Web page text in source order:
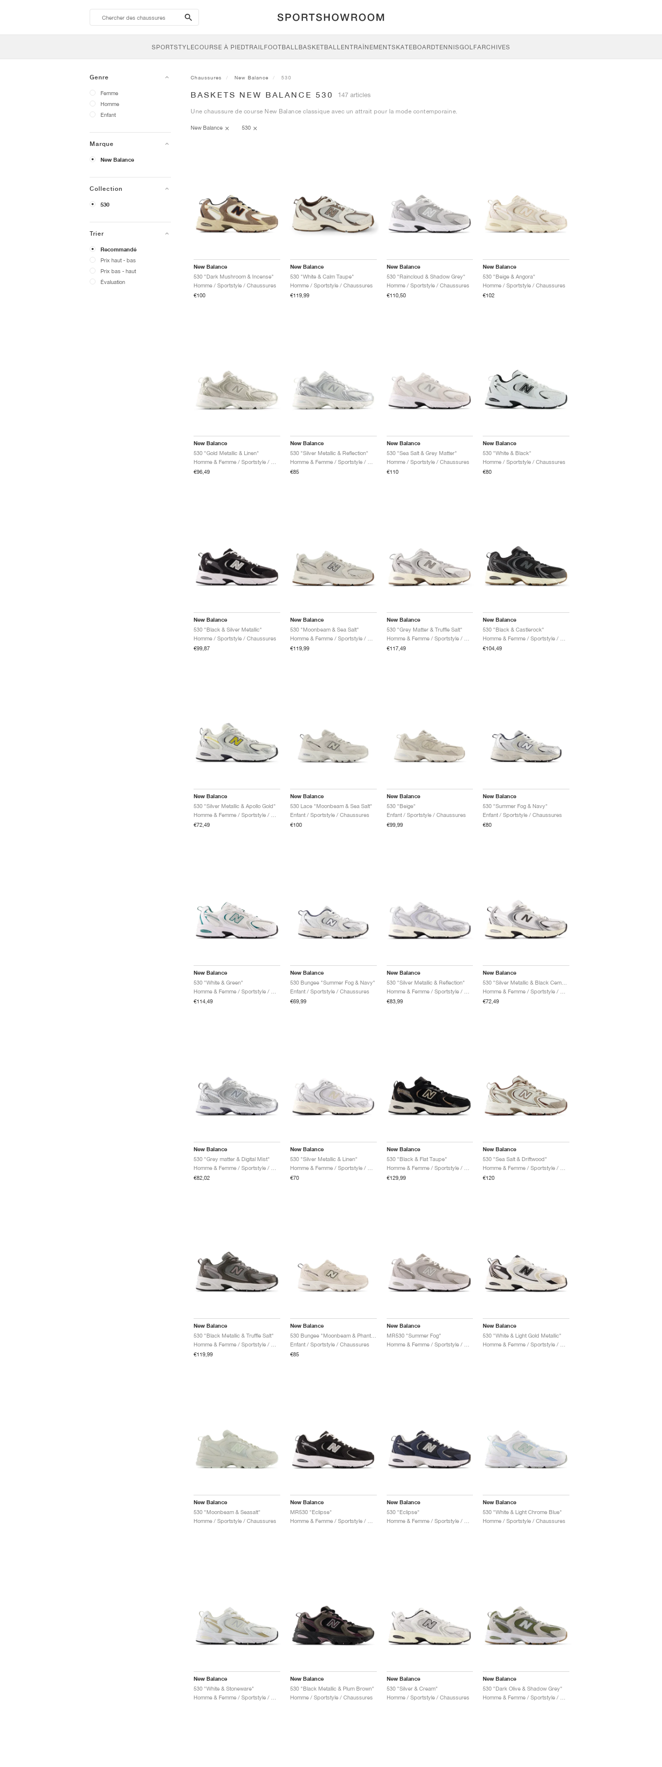
search-
btn
SPORTSTYLECOURSE À PIEDTRAILFOOTBALLBASKETBALLENTRAÎNEMENTSKATEBOARDTENNISGOLFARCHIVES
Genre
Femme
Homme
Enfant
Marque
New Balance
Collection
530
Trier
Recommandé
Prix ​​haut - bas
Prix ​​bas - haut
Évaluation
Chaussures New Balance 530
BASKETS NEW BALANCE 530 147 articles
Une chaussure de course New Balance classique avec un attrait pour la mode contemporaine.
New Balance 530
New Balance
530 "Dark Mushroom & Incense"
Homme / Sportstyle / Chaussures
€100
New Balance
530 "White & Calm Taupe"
Homme / Sportstyle / Chaussures
€119,99
New Balance
530 "Raincloud & Shadow Grey"
Homme / Sportstyle / Chaussures
€110,50
New Balance
530 "Beige & Angora"
Homme / Sportstyle / Chaussures
€102
New Balance
530 "Gold Metallic & Linen"
€96,49
New Balance
530 "Silver Metallic & Reflection"
€85
New Balance
530 "Sea Salt & Grey Matter"
Homme / Sportstyle / Chaussures
€110
New Balance
530 "White & Black"
Homme / Sportstyle / Chaussures
€80
New Balance
530 "Black & Silver Metallic"
Homme / Sportstyle / Chaussures
€99,87
New Balance
530 "Moonbeam & Sea Salt"
€119,99
New Balance
530 "Grey Matter & Truffle Salt"
€117,49
New Balance
530 "Black & Castlerock"
€104,49
New Balance
530 "Silver Metallic & Apollo Gold"
€72,49
New Balance
530 Lace "Moonbeam & Sea Salt"
Enfant / Sportstyle / Chaussures
€100
New Balance
530 "Beige"
Enfant / Sportstyle / Chaussures
€99,99
New Balance
530 "Summer Fog & Navy"
Enfant / Sportstyle / Chaussures
€80
New Balance
530 "White & Green"
€114,49
New Balance
530 Bungee "Summer Fog & Navy"
Enfant / Sportstyle / Chaussures
€69,99
New Balance
530 "Silver Metallic & Reflection"
€83,99
New Balance
€72,49
New Balance
530 "Grey matter & Digital Mist"
€82,02
New Balance
530 "Silver Metallic & Linen"
€70
New Balance
530 "Black & Flat Taupe"
€129,99
New Balance
530 "Sea Salt & Driftwood"
€120
New Balance
530 "Black Metallic & Truffle Salt"
€119,99
New Balance
530 Bungee "Moonbeam & Phantom"
Enfant / Sportstyle / Chaussures
€85
New Balance
MR530 "Summer Fog"
New Balance
530 "White & Light Gold Metallic"
New Balance
530 "Moonbeam & Seasalt"
Homme / Sportstyle / Chaussures
New Balance
MR530 "Eclipse"
New Balance
530 "Eclipse"
New Balance
530 "White & Light Chrome Blue"
Homme / Sportstyle / Chaussures
New Balance
530 "White & Stoneware"
New Balance
530 "Black Metallic & Plum Brown"
Homme / Sportstyle / Chaussures
New Balance
530 "Silver & Cream"
Homme / Sportstyle / Chaussures
New Balance
530 "Dark Olive & Shadow Grey"